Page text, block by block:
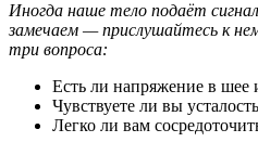
Иногда наше тело подаёт
замечаем — прислушайтесь к
три вопроса:
Есть ли напряжение в шее
Чувствуете ли вы
Легко ли вам